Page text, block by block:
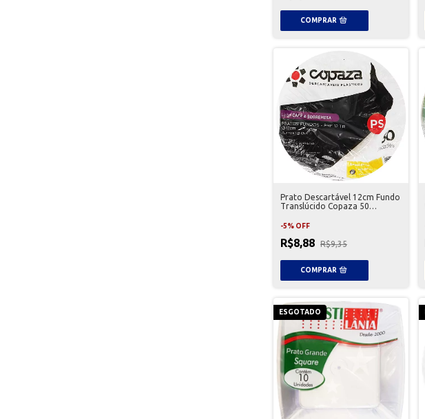
Prato Descartável 12cm Fundo
Translúcido Copaza 50
-5% OFF
R$8,88 R$9,35
ESGOTADO